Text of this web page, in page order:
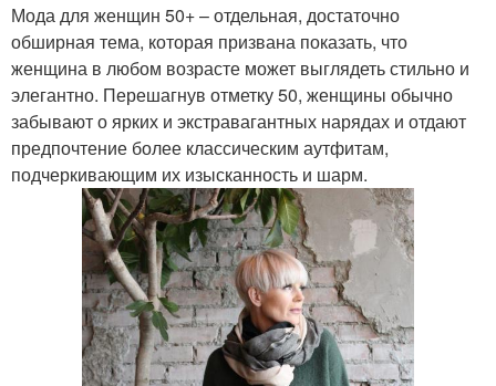
Мода для женщин 50+ – отдельная, достаточно
обширная тема, которая призвана показать, что
женщина в любом возрасте может выглядеть стильно и
элегантно. Перешагнув отметку 50, женщины обычно
забывают о ярких и экстравагантных нарядах и отдают
предпочтение более классическим аутфитам,
подчеркивающим их изысканность и шарм.